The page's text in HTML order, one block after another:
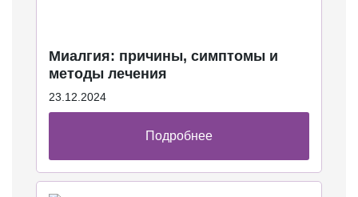
Миалгия: причины, симптомы и
методы лечения
23.12.2024
Подробнее